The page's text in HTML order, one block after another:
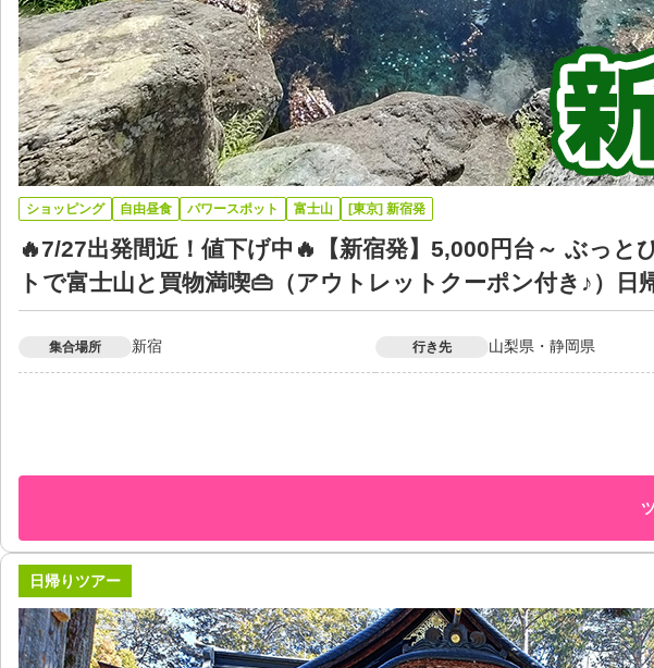
ショッピング 自由昼食 パワースポット 富士山 [東京] 新宿発
🔥7/27出発間近！値下げ中🔥【新宿発】5,000円台～ ぶっと
トで富士山と買物満喫👜（アウトレットクーポン付き♪）日
集合場所 新宿 行き先 山梨県・静岡県
日帰りツアー